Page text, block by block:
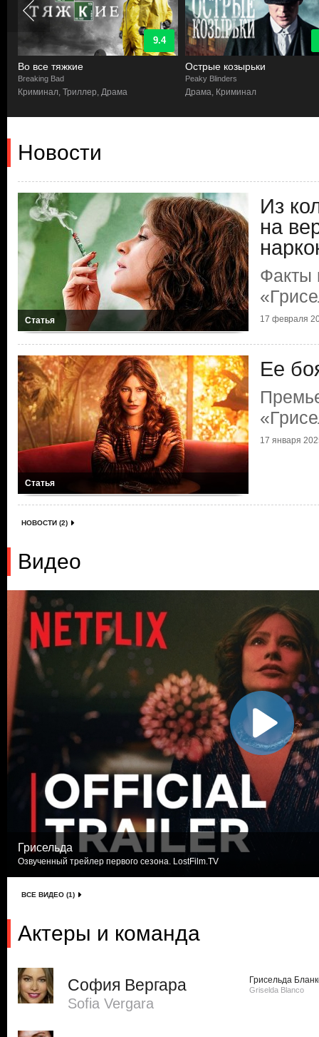
9.4
Во все тяжкие
Breaking Bad
Криминал, Триллер, Драма
Острые козырьки
Peaky Blinders
Драма, Криминал
Новости
Статья
Из
на
Факты
17 февраля
Статья
Ее
17 января
НОВОСТИ (2)
Видео
Грисельда
Озвученный трейлер первого сезона. LostFilm.TV
ВСЕ ВИДЕО (1)
Актеры и команда
София Вергара
Sofi­a Vergara
Грисельда
Griselda Blanco